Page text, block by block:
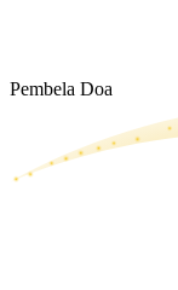
Pembela Doa